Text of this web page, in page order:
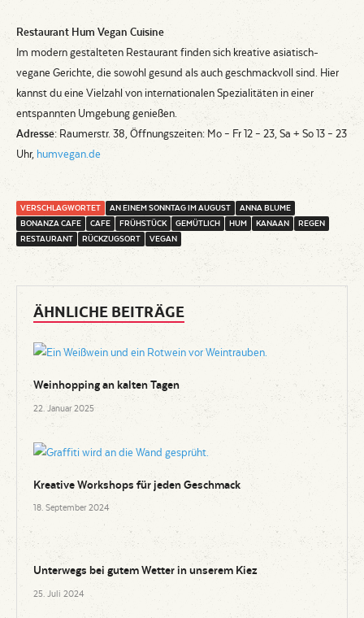
Restaurant Hum Vegan Cuisine
Im modern gestalteten Restaurant finden sich kreative asiatisch-
vegane Gerichte, die sowohl gesund als auch geschmackvoll sind. Hier
kannst du eine Vielzahl von internationalen Spezialitäten in einer
entspannten Umgebung genießen.
Adresse: Raumerstr. 38, Öffnungszeiten: Mo – Fr 12 – 23, Sa + So 13 – 23
Uhr, humvegan.de
VERSCHLAGWORTET AN EINEM SONNTAG IM AUGUST
ANNA BLUME
BONANZA CAFE
CAFE FRÜHSTÜCK GEMÜTLICH HUM KANAAN
REGEN
RESTAURANT
RÜCKZUGSORT VEGAN
ÄHNLICHE BEITRÄGE
Weinhopping an kalten Tagen
22. Januar 2025
Kreative Workshops für jeden Geschmack
18. September 2024
Unterwegs bei gutem Wetter in unserem Kiez
25. Juli 2024